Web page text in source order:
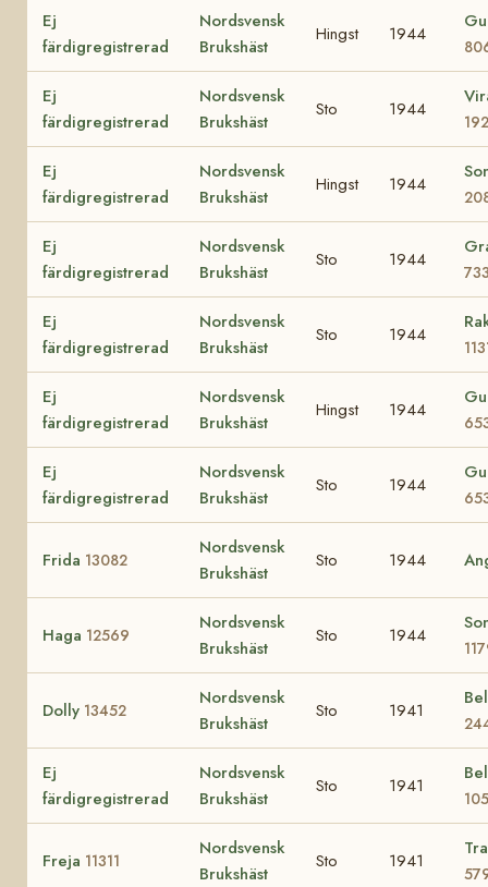
Ej
färdigregistrerad
Nordsvensk
Brukshäst
Hingst 1944
Ej
färdigregistrerad
Nordsvensk
Brukshäst
Sto 1944
Ej
färdigregistrerad
Nordsvensk
Brukshäst
Hingst 1944
Ej
färdigregistrerad
Nordsvensk
Brukshäst
Sto 1944
Ej
färdigregistrerad
Nordsvensk
Brukshäst
Sto 1944
Ej
färdigregistrerad
Nordsvensk
Brukshäst
Hingst 1944
Ej
färdigregistrerad
Nordsvensk
Brukshäst
Sto 1944
Frida 13082
Nordsvensk
Brukshäst
Sto 1944
Haga 12569
Nordsvensk
Brukshäst
Sto 1944
Dolly 13452
Nordsvensk
Brukshäst
Sto 1941
Ej
färdigregistrerad
Nordsvensk
Brukshäst
Sto 1941
Freja 11311
Nordsvensk
Brukshäst
Sto 1941